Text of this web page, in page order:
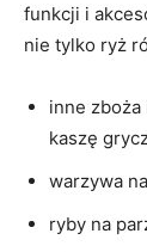
funkcji i
nie tylko ryż
inne zboża
kaszę
warzywa
ryby na